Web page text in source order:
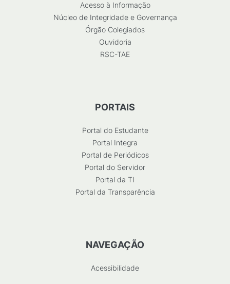
Acesso à Informação
Núcleo de Integridade e Governança
Órgão Colegiados
Ouvidoria
RSC-TAE
PORTAIS
Portal do Estudante
Portal Integra
Portal de Periódicos
Portal do Servidor
Portal da TI
Portal da Transparência
NAVEGAÇÃO
Acessibilidade